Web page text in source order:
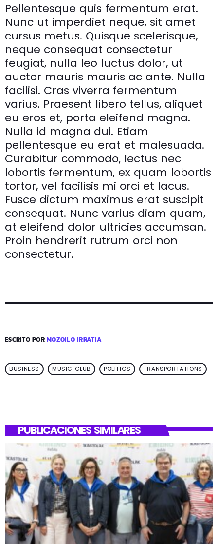
Pellentesque quis fermentum erat.
Nunc ut imperdiet neque, sit amet
cursus metus. Quisque scelerisque,
neque consequat consectetur
feugiat, nulla leo luctus dolor, ut
auctor mauris mauris ac ante. Nulla
facilisi. Cras viverra fermentum
varius. Praesent libero tellus, aliquet
eu eros et, porta eleifend magna.
Nulla id magna dui. Etiam
pellentesque eu erat et malesuada.
Curabitur commodo, lectus nec
lobortis fermentum, ex quam lobortis
tortor, vel facilisis mi orci et lacus.
Fusce dictum maximus erat suscipit
consequat. Nunc varius diam quam,
at eleifend dolor ultricies accumsan.
Proin hendrerit rutrum orci non
consectetur.
ESCRITO PORMOZOILO IRRATIA
BUSINESS MUSIC CLUB POLITICS TRANSPORTATIONS
PUBLICACIONES SIMILARES